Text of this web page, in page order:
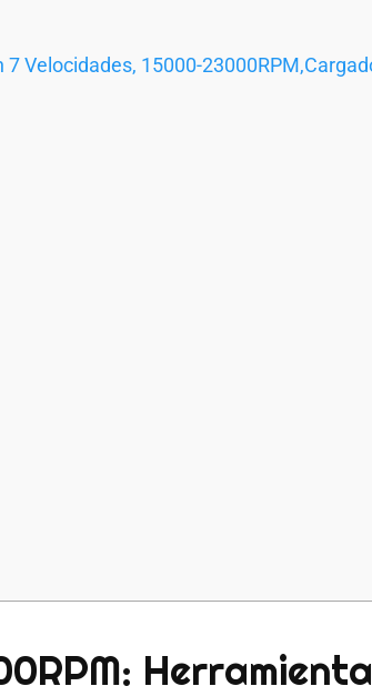
Velocidades, 15000-
Herramienta